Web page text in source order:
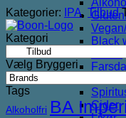
Black
Cider
Kategorier:
IPA, Tilbud
Kategori
Vælg Bryggeri
Tags
Alkoholfri BA